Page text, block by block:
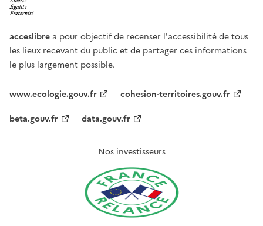
acceslibre a pour objectif de recenser l'accessibilité de tous
les lieux recevant du public et de partager ces informations
le plus largement possible.
www.ecologie.gouv.fr
cohesion-territoires.gouv.fr
beta.gouv.fr
data.gouv.fr
Nos investisseurs